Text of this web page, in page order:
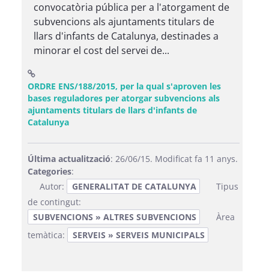
convocatòria pública per a l'atorgament de
subvencions als ajuntaments titulars de
llars d'infants de Catalunya, destinades a
minorar el cost del servei de...
ORDRE ENS/188/2015, per la qual s'aproven les
bases reguladores per atorgar subvencions als
ajuntaments titulars de llars d'infants de
Catalunya(Obre una finestra nova)
Última actualització: 26/06/15. Modificat fa 11 anys.
Categories:
Autor:
GENERALITAT DE CATALUNYA
Tipus
de contingut:
SUBVENCIONS » ALTRES SUBVENCIONS
Àrea
temàtica:
SERVEIS » SERVEIS MUNICIPALS